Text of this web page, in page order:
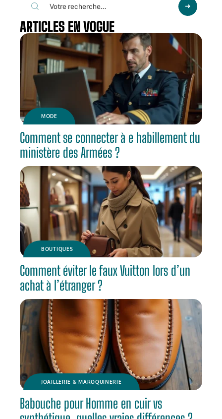
ARTICLES EN VOGUE
MODE
Comment se connecter à e habillement du
ministère des Armées ?
BOUTIQUES
Comment éviter le faux Vuitton lors d’un
achat à l’étranger ?
JOAILLERIE & MAROQUINERIE
Babouche pour Homme en cuir vs